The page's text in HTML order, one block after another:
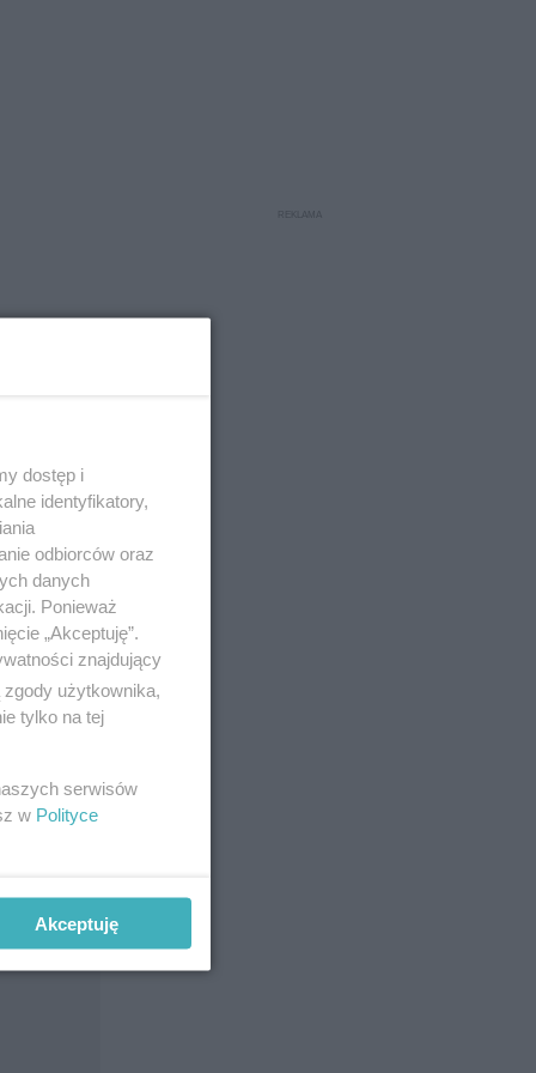
dostęp i
identyfikatory,
odbiorców oraz
danych
Ponieważ
„Akceptuję”.
znajdujący
użytkownika,
tylko na tej
serwisów
w Polityce
Akceptuję